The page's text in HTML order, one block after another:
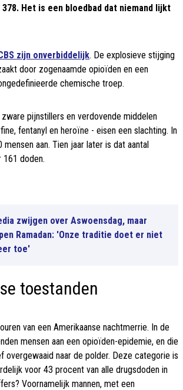
Het is een bloedbad dat niemand lijkt
zijn onverbiddelijk. De explosieve stijging
door zogenaamde opioïden en een
chemische troep.
pijnstillers en verdovende middelen
fentanyl en heroïne - eisen een slachting. In
aan. Tien jaar later is dat aantal
161 doden.
zwijgen over Aswoensdag, maar
Ramadan: 'Onze traditie doet er niet
toe'
toestanden
van een Amerikaanse nachtmerrie. In de
mensen aan een opioïden-epidemie, en die
overgewaaid naar de polder. Deze categorie is
voor 43 procent van alle drugsdoden in
Voornamelijk mannen, met een